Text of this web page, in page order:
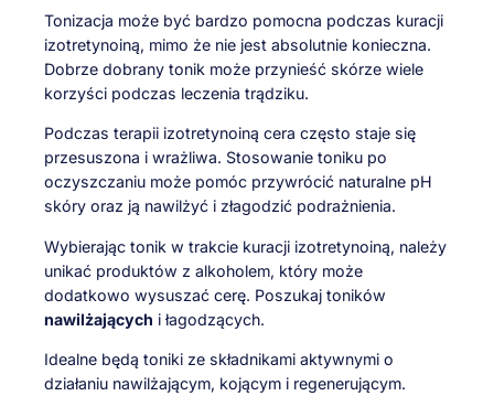
Tonizacja może być bardzo pomocna podczas kuracji
izotretynoiną, mimo że nie jest absolutnie konieczna.
Dobrze dobrany tonik może przynieść skórze wiele
korzyści podczas leczenia trądziku.
Podczas terapii izotretynoiną cera często staje się
przesuszona i wrażliwa. Stosowanie toniku po
oczyszczaniu może pomóc przywrócić naturalne pH
skóry oraz ją nawilżyć i złagodzić podrażnienia.
Wybierając tonik w trakcie kuracji izotretynoiną, należy
unikać produktów z alkoholem, który może
dodatkowo wysuszać cerę. Poszukaj toników
nawilżających i łagodzących.
Idealne będą toniki ze składnikami aktywnymi o
działaniu nawilżającym, kojącym i regenerującym.